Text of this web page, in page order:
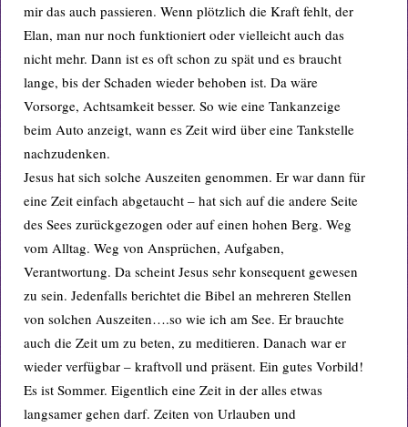
mir das auch passieren. Wenn plötzlich die Kraft fehlt, der
Elan, man nur noch funktioniert oder vielleicht auch das
nicht mehr. Dann ist es oft schon zu spät und es braucht
lange, bis der Schaden wieder behoben ist. Da wäre
Vorsorge, Achtsamkeit besser. So wie eine Tankanzeige
beim Auto anzeigt, wann es Zeit wird über eine Tankstelle
nachzudenken.
Jesus hat sich solche Auszeiten genommen. Er war dann für
eine Zeit einfach abgetaucht – hat sich auf die andere Seite
des Sees zurückgezogen oder auf einen hohen Berg. Weg
vom Alltag. Weg von Ansprüchen, Aufgaben,
Verantwortung. Da scheint Jesus sehr konsequent gewesen
zu sein. Jedenfalls berichtet die Bibel an mehreren Stellen
von solchen Auszeiten….so wie ich am See. Er brauchte
auch die Zeit um zu beten, zu meditieren. Danach war er
wieder verfügbar – kraftvoll und präsent. Ein gutes Vorbild!
Es ist Sommer. Eigentlich eine Zeit in der alles etwas
langsamer gehen darf. Zeiten von Urlauben und